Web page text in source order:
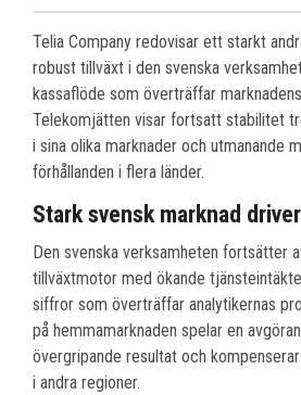
Telia Company redovisar ett starkt
robust tillväxt i den svenska
kassaflöde som överträffar
Telekomjätten visar fortsatt stabilitet
i sina olika marknader och utmanande
förhållanden i flera länder.
Stark svensk marknad
Den svenska verksamheten fortsätter
tillväxtmotor med ökande
siffror som överträffar analytikernas
på hemmamarknaden spelar en
övergripande resultat och
i andra regioner.